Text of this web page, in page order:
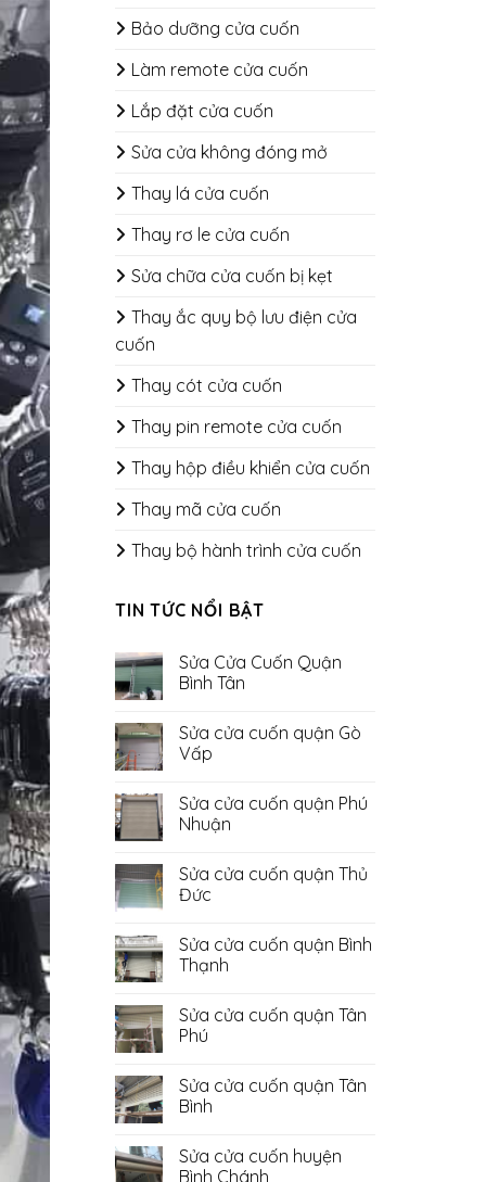
Bảo dưỡng cửa cuốn
​​​​​​​Làm remote cửa cuốn
Lắp đặt cửa cuốn
Sửa cửa không đóng mở
Thay lá cửa cuốn
Thay rơ le cửa cuốn
Sửa chữa cửa cuốn bị kẹt
Thay ắc quy bộ lưu điện cửa
cuốn
Thay cót cửa cuốn
Thay pin remote cửa cuốn
Thay hộp điều khiển cửa cuốn
Thay mã cửa cuốn
Thay bộ hành trình cửa cuốn
TIN TỨC NỔI BẬT
Sửa Cửa Cuốn Quận
Bình Tân
bình
luận
ở
Cuốn
Quận
Bình
Sửa cửa cuốn quận Gò
Vấp
bình
luận
ở
cuốn
quận
Gò
Sửa cửa cuốn quận Phú
Nhuận
bình
luận
ở
cuốn
quận
Phú
Sửa cửa cuốn quận Thủ
Đức
bình
luận
ở
cuốn
quận
Thủ
Sửa cửa cuốn quận Bình
Thạnh
bình
luận
ở
cuốn
quận
Bình
Sửa cửa cuốn quận Tân
Phú
bình
luận
ở
cuốn
quận
Sửa cửa cuốn quận Tân
Bình
bình
luận
Sửa cửa cuốn huyện
Bình Chánh